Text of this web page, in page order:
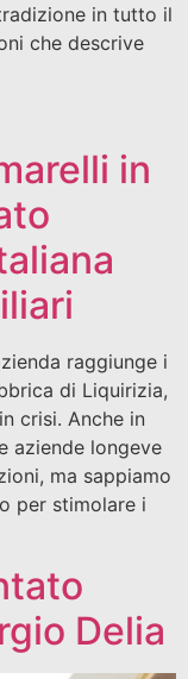
in tutto il
che descrive
in
raggiunge i
di Liquirizia,
crisi. Anche in
aziende longeve
ma sappiamo
per stimolare i
Delia